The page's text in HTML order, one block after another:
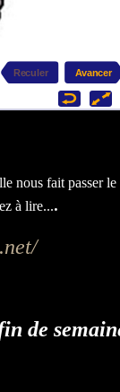
nous fait passer le
à lire....
de